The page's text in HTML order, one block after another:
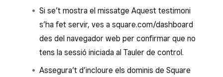
Si se’t mostra el missatge Aquest testimoni
s’ha fet servir, ves a square.com/dashboard
des del navegador web per confirmar que no
tens la sessió iniciada al Tauler de control.
Assegura’t d’incloure els dominis de Square